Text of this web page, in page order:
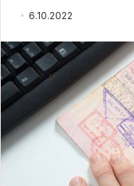
6.10.2022